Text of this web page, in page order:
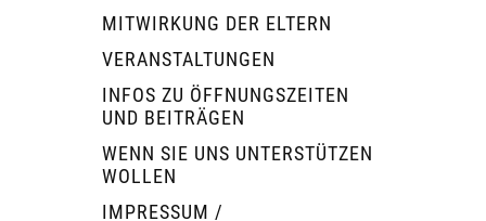
MITWIRKUNG DER ELTERN
VERANSTALTUNGEN
INFOS ZU ÖFFNUNGSZEITEN
UND BEITRÄGEN
WENN SIE UNS UNTERSTÜTZEN
WOLLEN
IMPRESSUM /